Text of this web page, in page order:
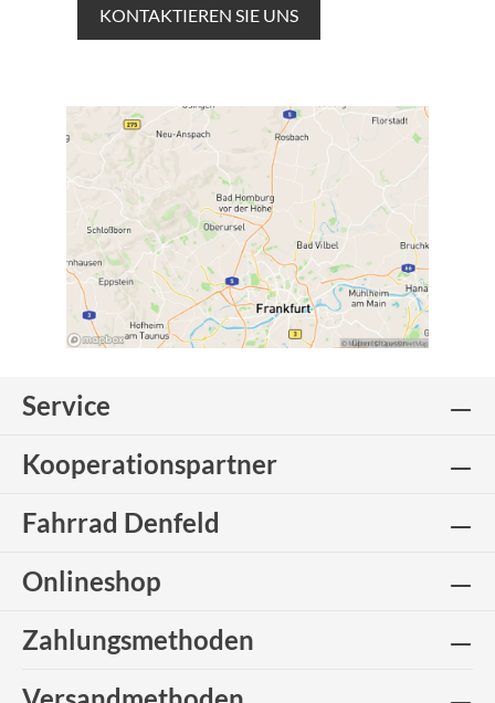
KONTAKTIEREN SIE UNS
Service
Kooperationspartner
Fahrrad Denfeld
Onlineshop
Zahlungsmethoden